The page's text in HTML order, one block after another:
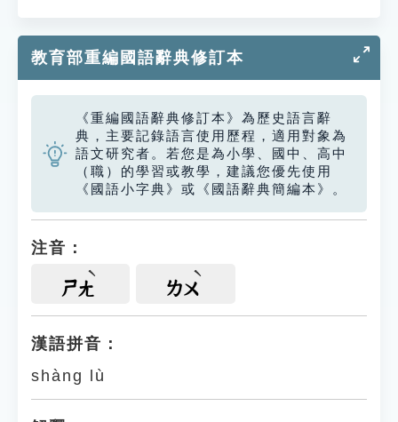
教育部重編國語辭典修訂本
《重編國語辭典修訂本》為歷史語言辭
典，主要記錄語言使用歷程，適用對象為
語文研究者。若您是為小學、國中、高中
（職）的學習或教學，建議您優先使用
《國語小字典》或《國語辭典簡編本》。
注音：
ㄕㄤ ㄌㄨ
漢語拼音：
shàng lù